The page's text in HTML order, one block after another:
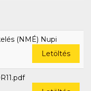
(NMÉ) Nupi
Letöltés